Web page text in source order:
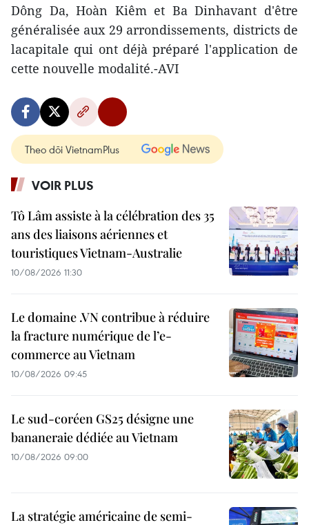
Dông Da, Hoàn Kiêm et Ba Dinhavant d'être
généralisée aux 29 arrondissements, districts de
lacapitale qui ont déjà préparé l'application de
cette nouvelle modalité.-AVI
Theo dõi VietnamPlus
VOIR PLUS
Tô Lâm assiste à la célébration des 35
ans des liaisons aériennes et
touristiques Vietnam-Australie
10/08/2026 11:30
Le domaine .VN contribue à réduire
la fracture numérique de l’e-
commerce au Vietnam
10/08/2026 09:45
Le sud-coréen GS25 désigne une
bananeraie dédiée au Vietnam
10/08/2026 09:00
La stratégie américaine de semi-